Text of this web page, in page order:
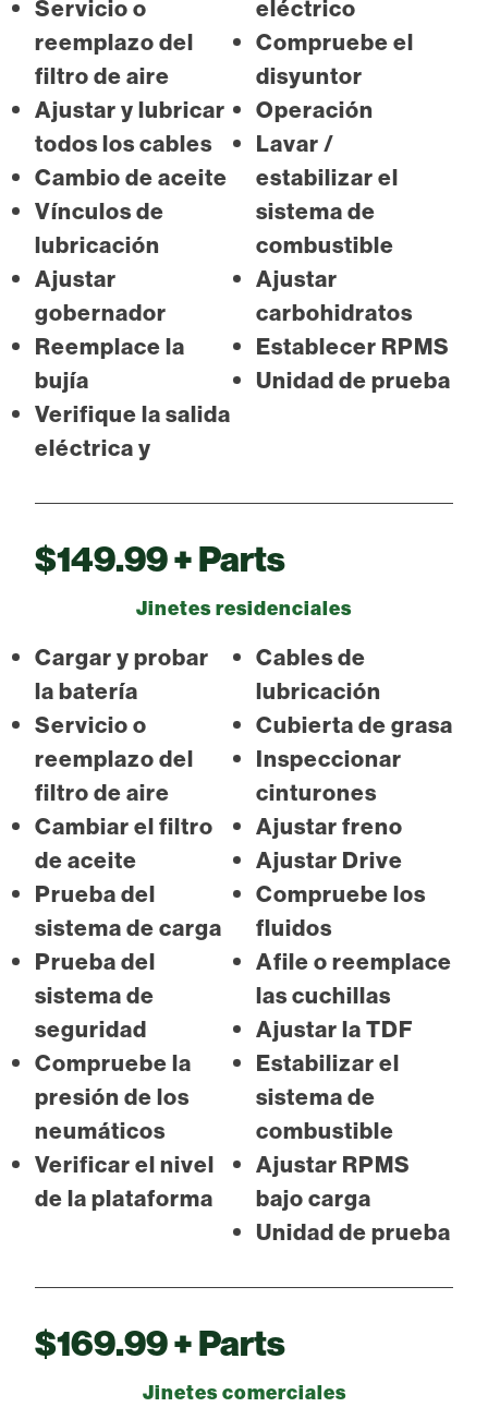
Servicio o
reemplazo del
filtro de aire
Ajustar y lubricar
todos los cables
Cambio de aceite
Vínculos de
lubricación
Ajustar
gobernador
Reemplace la
bujía
Verifique la salida
eléctrica y
eléctrico
Compruebe el
disyuntor
Operación
Lavar /
estabilizar el
sistema de
combustible
Ajustar
carbohidratos
Establecer RPMS
Unidad de prueba
$149.99 + Parts
Jinetes residenciales
Cargar y probar
la batería
Servicio o
reemplazo del
filtro de aire
Cambiar el filtro
de aceite
Prueba del
sistema de carga
Prueba del
sistema de
seguridad
Compruebe la
presión de los
neumáticos
Verificar el nivel
de la plataforma
Cables de
lubricación
Cubierta de grasa
Inspeccionar
cinturones
Ajustar freno
Ajustar Drive
Compruebe los
fluidos
Afile o reemplace
las cuchillas
Ajustar la TDF
Estabilizar el
sistema de
combustible
Ajustar RPMS
bajo carga
Unidad de prueba
$169.99 + Parts
Jinetes comerciales